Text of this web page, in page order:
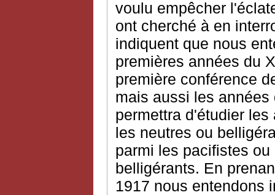
voulu empêcher
ont cherché à en
indiquent que nous
premières années du
première conférence
mais aussi les
permettra d'étudier
les neutres ou
parmi les pacifistes
belligérants. En
1917 nous entendons